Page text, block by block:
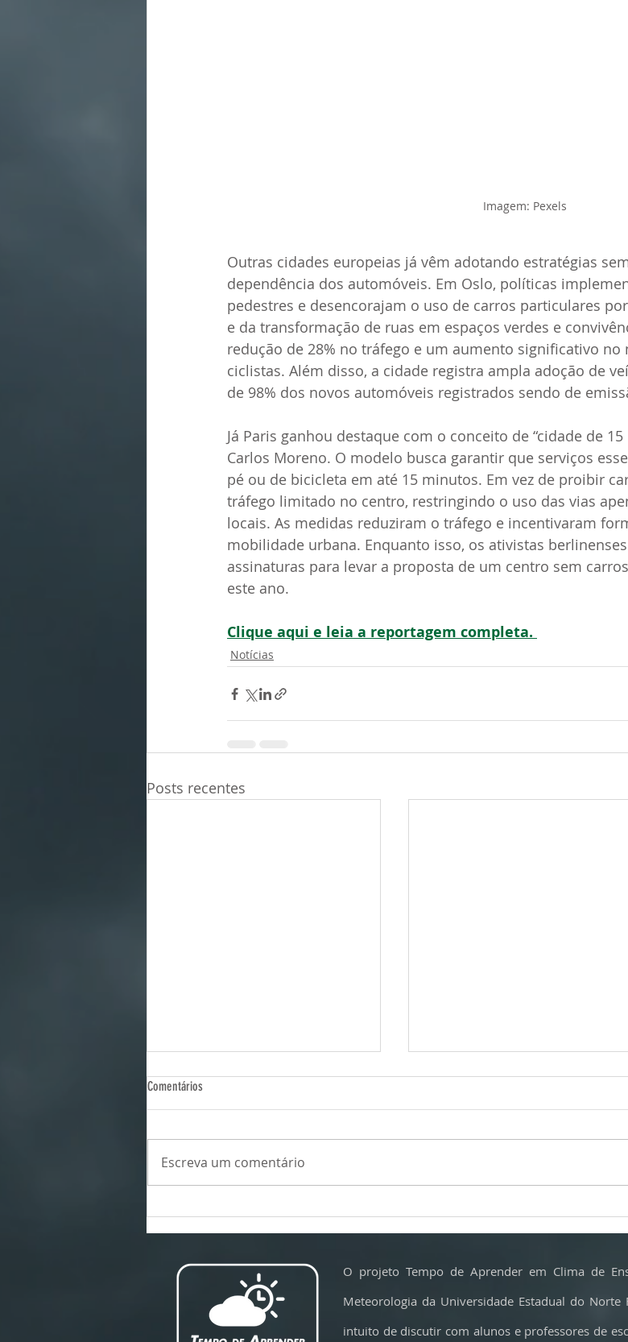
Imagem: Pexels
Outras cidades europeias já vêm adotando estratégias
dependência dos automóveis. Em Oslo, políticas
pedestres e desencorajam o uso de carros particulares
e da transformação de ruas em espaços verdes e
redução de 28% no tráfego e um aumento significativo no
ciclistas. Além disso, a cidade registra ampla adoção de
de 98% dos novos automóveis registrados sendo de
Já Paris ganhou destaque com o conceito de “cidade de
Carlos Moreno. O modelo busca garantir que serviços
pé ou de bicicleta em até 15 minutos. Em vez de proibir
tráfego limitado no centro, restringindo o uso das vias
locais. As medidas reduziram o tráfego e incentivaram
mobilidade urbana. Enquanto isso, os ativistas
assinaturas para levar a proposta de um centro sem
este ano.
Clique aqui e leia a reportagem completa.
Notícias
Posts recentes
Comentários
Escreva um comentário
O projeto Tempo de Aprender em Clima de
Meteorologia da Universidade Estadual do Norte
intuito de discutir com alunos e professores de